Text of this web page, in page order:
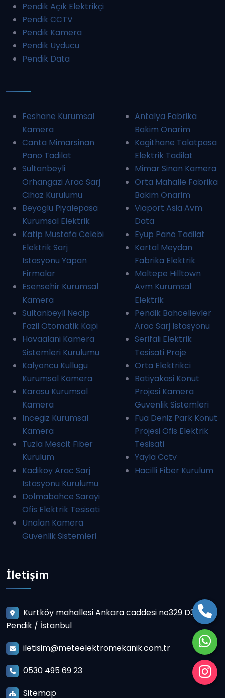
Pendik Açık Elektrikçi
Pendik CCTV
Pendik Kamera
Pendik Uyducu
Pendik Data
Feshane Kurumsal
Kamera
Canta Mimarsinan
Pano Tadilat
Sultanbeyli
Orhangazi Arac Sarj
Cihaz Kurulumu
Beyoglu Piyalepasa
Kurumsal Elektrik
Katip Mustafa Celebi
Elektrik Sarj
Istasyonu Yapan
Firmalar
Esensehir Kurumsal
Kamera
Sultanbeyli Necip
Fazil Otomatik Kapi
Havaalani Kamera
Sistemleri Kurulumu
Kalyoncu Kullugu
Kurumsal Kamera
Karasu Kurumsal
Kamera
Incegiz Kurumsal
Kamera
Tuzla Mescit Fiber
Kurulum
Kadikoy Arac Sarj
Istasyonu Kurulumu
Dolmabahce Sarayi
Ofis Elektrik Tesisati
Unalan Kamera
Guvenlik Sistemleri
Antalya Fabrika
Bakim Onarim
Kagithane Talatpasa
Elektrik Tadilat
Mimar Sinan Kamera
Orta Mahalle Fabrika
Bakim Onarim
Viaport Asia Avm
Data
Eyup Pano Tadilat
Kartal Meydan
Fabrika Elektrik
Maltepe Hilltown
Avm Kurumsal
Elektrik
Pendik Bahcelievler
Arac Sarj Istasyonu
Serifali Elektrik
Tesisati Proje
Orta Elektrikci
Batiyakasi Konut
Projesi Kamera
Guvenlik Sistemleri
Fua Deniz Park Konut
Projesi Ofis Elektrik
Tesisati
Yayla Cctv
Hacilli Fiber Kurulum
İletişim
Kurtköy mahallesi Ankara caddesi no329 D3
Pendik / İstanbul
iletisim@meteelektromekanik.com.tr
0530 495 69 23
Sitemap